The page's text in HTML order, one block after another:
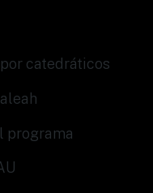
catedráticos
programa